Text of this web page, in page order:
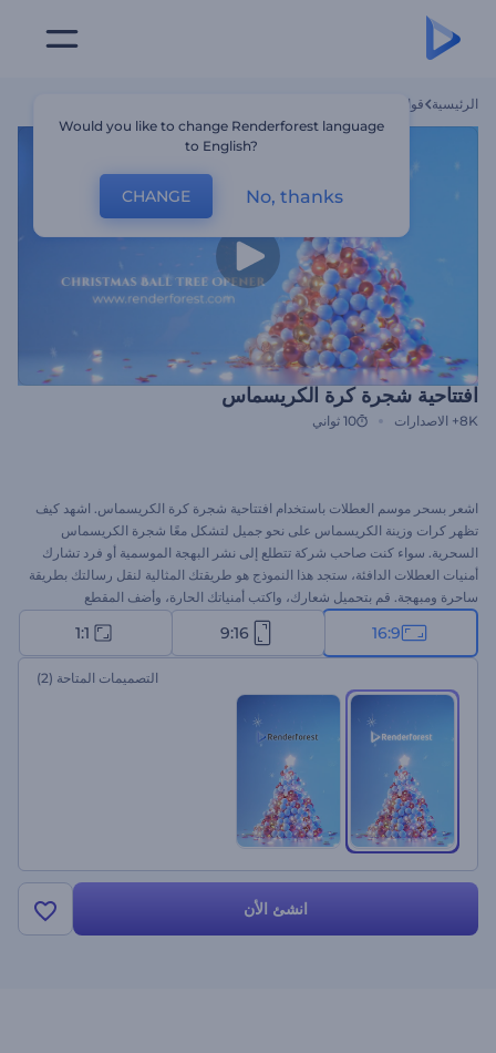
الرئيسية قوالب
افتتاحية شجرة كرة الكريسماس
8K+ الاصدارات 10 ثواني
اشعر بسحر موسم العطلات باستخدام افتتاحية شجرة كرة الكريسماس. اشهد كيف
تظهر كرات وزينة الكريسماس على نحو جميل لتشكل معًا شجرة الكريسماس
السحرية. سواء كنت صاحب شركة تتطلع إلى نشر البهجة الموسمية أو فرد تشارك
أمنيات العطلات الدافئة، ستجد هذا النموذج هو طريقتك المثالية لنقل رسالتك بطريقة
ساحرة ومبهجة. قم بتحميل شعارك، واكتب أمنياتك الحارة، وأضف المقطع
الموسيقي الاحتفالي لتبهر جمهورك بفيديو احتفالي جميل. ابدأ الآن للشعور ببهجة
16:9
9:16
1:1
التصميمات المتاحة (2)
انشئ الأن
Would you like to change Renderforest language
to English?
CHANGE No, thanks